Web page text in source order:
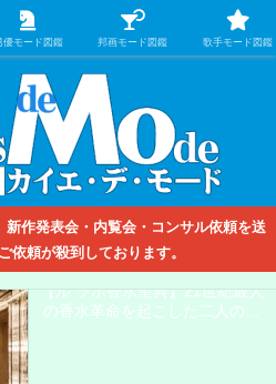
水】を徹底的に分析するファッション＆ア
のための学習サイト
新作発表会・内覧会・コンサル依頼を送
頼が殺到しております。
【ル ラボ香水聖典】21世紀最大
の香水革命を起こした二人の男
優モード図鑑 邦画モード図鑑 歌手モード図鑑